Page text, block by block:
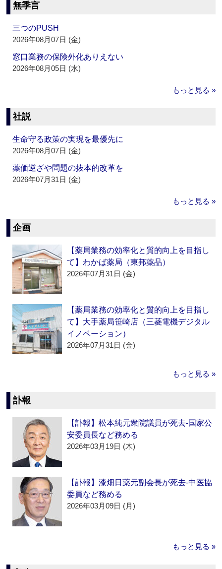
無季言
三つのPUSH
2026年08月07日 (金)
窓口業務の保険外化ありえない
2026年08月05日 (水)
もっと見る »
社説
生命守る政策の実現を最優先に
2026年08月07日 (金)
薬価逆ざや問題の抜本的改革を
2026年07月31日 (金)
もっと見る »
企画
【薬局業務の効率化と質的向上を目指し
て】わかば薬局（東邦薬品）
2026年07月31日 (金)
【薬局業務の効率化と質的向上を目指し
て】大手薬局笹崎店（三菱電機デジタル
イノベーション）
2026年07月31日 (金)
もっと見る »
訃報
【訃報】松本純元衆院議員が死去‐国家公
安委員長など務める
2026年03月19日 (木)
【訃報】漆畑日薬元副会長が死去‐中医協
委員など務める
2026年03月09日 (月)
もっと見る »